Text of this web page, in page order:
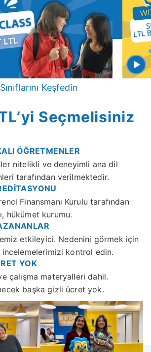
Keşfedin
Seçmelisiniz
ÖĞRETMENLER
nitelikli ve deneyimli ana dil
tarafından verilmektedir.
Finansmanı Kurulu tarafından
hükümet kurumu.
etkileyici. Nedenini görmek için
kontrol edin.
YOK
çalışma materyalleri dahil.
başka gizli ücret yok.